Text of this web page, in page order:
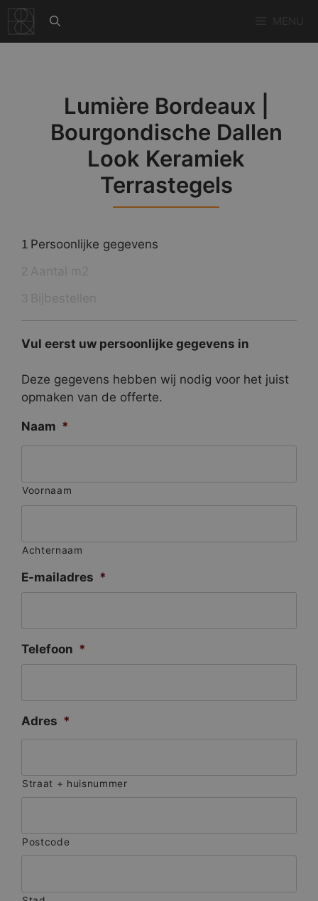
naar
de
Lumière Bordeaux |
Bourgondische Dallen
Look Keramiek
Terrastegels
1 Persoonlijke gegevens
Vul eerst uw persoonlijke gegevens in
Deze gegevens hebben wij nodig voor het juist
opmaken van de offerte.
Naam *
Voornaam
Achternaam
E-mailadres *
Telefoon *
Adres *
Straat + huisnummer
Postcode